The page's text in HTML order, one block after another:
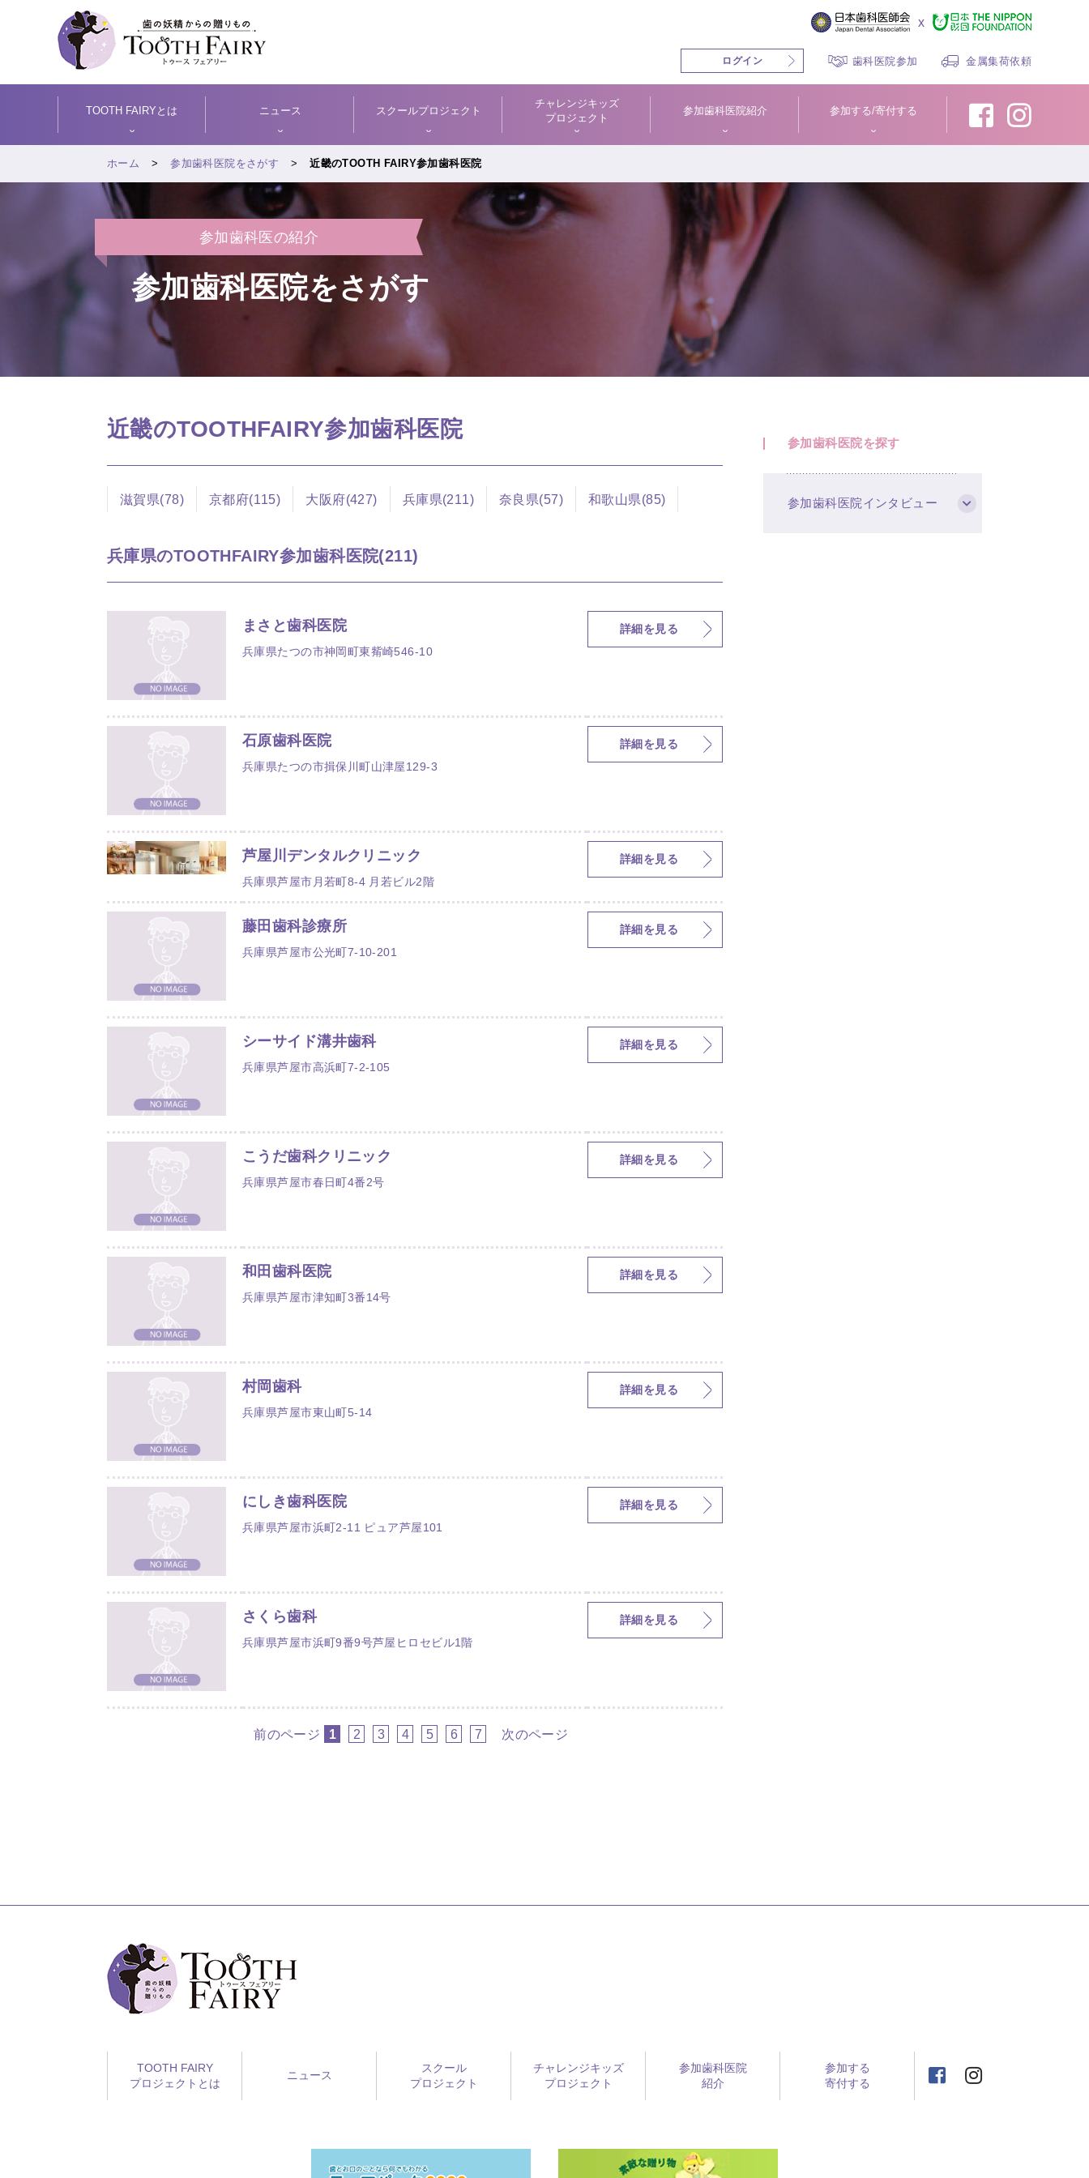
x
ログイン 歯科医院参加 金属集荷依頼
TOOTH FAIRYとは ニュース スクールプロジェクト
チャレンジキッズ
プロジェクト
参加歯科医院紹介 参加する/寄付する
ホーム 参加歯科医院をさがす 近畿のTOOTH FAIRY参加歯科医院
参加歯科医の紹介
参加歯科医院をさがす
近畿のTOOTHFAIRY参加歯科医院
滋賀県(78) 京都府(115) 大阪府(427) 兵庫県(211) 奈良県(57) 和歌山県(85)
兵庫県のTOOTHFAIRY参加歯科医院(211)
まさと歯科医院
兵庫県たつの市神岡町東觜崎546-10
詳細を見る
石原歯科医院
兵庫県たつの市揖保川町山津屋129-3
詳細を見る
芦屋川デンタルクリニック
兵庫県芦屋市月若町8-4 月若ビル2階
詳細を見る
藤田歯科診療所
兵庫県芦屋市公光町7-10-201
詳細を見る
シーサイド溝井歯科
兵庫県芦屋市高浜町7-2-105
詳細を見る
こうだ歯科クリニック
兵庫県芦屋市春日町4番2号
詳細を見る
和田歯科医院
兵庫県芦屋市津知町3番14号
詳細を見る
村岡歯科
兵庫県芦屋市東山町5-14
詳細を見る
にしき歯科医院
兵庫県芦屋市浜町2-11 ピュア芦屋101
詳細を見る
さくら歯科
兵庫県芦屋市浜町9番9号芦屋ヒロセビル1階
詳細を見る
前のページ 1 2 3 4 5 6 7 次のページ
参加歯科医院を探す
参加歯科医院インタビュー
TOOTH FAIRY
プロジェクトとは
ニュース
スクール
プロジェクト
チャレンジキッズ
プロジェクト
参加歯科医院
紹介
参加する
寄付する